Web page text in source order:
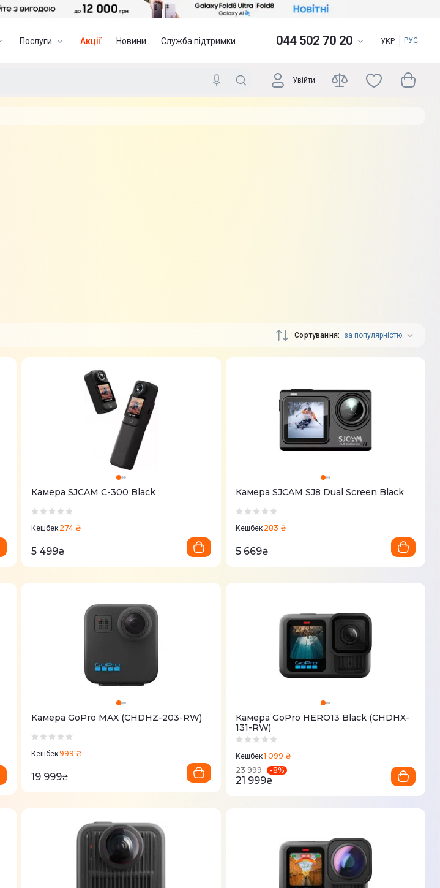
Послуги Акції Новини Служба підтримки 044 502 70 20 УКР РУС
Увійти
Сортування за популярністю
Камера SJCAM С-300 Black
Кешбек 274 ₴
5 499₴
Камера SJCAM SJ8 Dual Screen Black
Кешбек 283 ₴
5 669₴
Камера GoPro MAX (CHDHZ-203-RW)
Кешбек999 ₴
19 999₴
Камера GoPro HERO13 Black (CHDHX-
131-RW)
Кешбек1 099 ₴
23 999
-8%
21 999₴